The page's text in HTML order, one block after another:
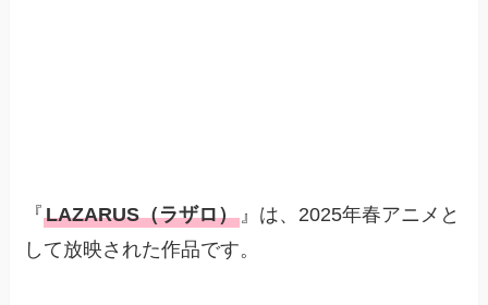
『LAZARUS（ラザロ）』は、2025年春アニメと
して放映された作品です。